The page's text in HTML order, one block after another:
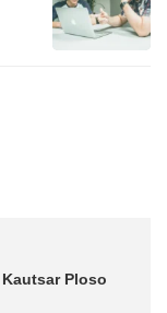
Ploso